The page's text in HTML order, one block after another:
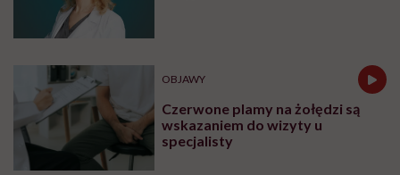
OBJAWY
Czerwone plamy na żołędzi są
wskazaniem do wizyty u
specjalisty